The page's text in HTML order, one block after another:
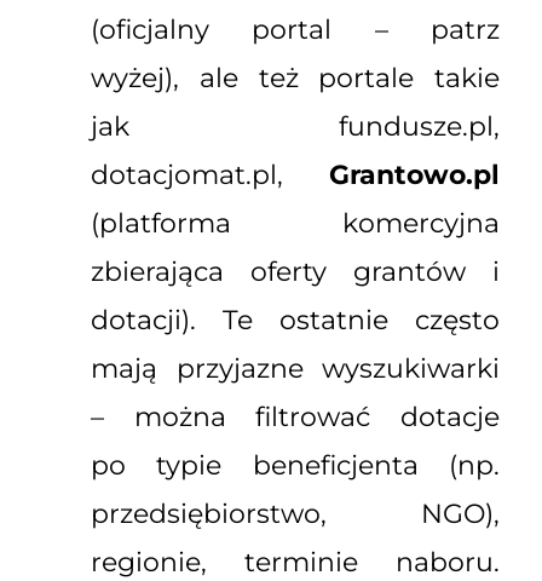
(oficjalny portal – patrz
wyżej), ale też portale takie
jak fundusze.pl,
dotacjomat.pl, Grantowo.pl
(platforma komercyjna
zbierająca oferty grantów i
dotacji). Te ostatnie często
mają przyjazne wyszukiwarki
– można filtrować dotacje
po typie beneficjenta (np.
przedsiębiorstwo, NGO),
regionie, terminie naboru.